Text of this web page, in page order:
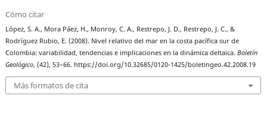
Cómo citar
López, S. A., Mora Páez, H., Monroy, C. A., Restrepo, J. D., Restrepo, J. C., &
Rodríguez Rubio, E. (2008). Nivel relativo del mar en la costa pacífica sur de
Colombia: variabilidad, tendencias e implicaciones en la dinámica deltaica.Boletín
Geológico, (42), 53–66. https://doi.org/10.32685/0120-1425/boletingeo.42.2008.19
Más formatos de cita